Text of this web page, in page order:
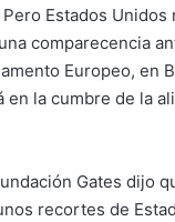
Estados Unidos
comparecencia
Europeo, en
en la cumbre de la
Gates dijo
recortes de